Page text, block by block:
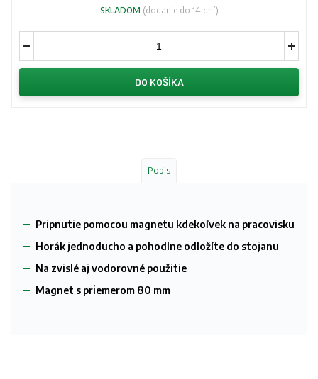
SKLADOM (dodanie do 14 dní)
DO KOŠÍKA
Popis
Pripnutie pomocou magnetu kdekoľvek na pracovisku
Horák jednoducho a pohodlne odložíte do stojanu
Na zvislé aj vodorovné použitie
Magnet s priemerom 80 mm